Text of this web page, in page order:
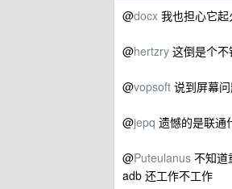
@docx 我也担心它
@hertzry 这倒是个
@vopsoft 说到屏幕
@jepq 遗憾的是联通
@Puteulanus 不知道
adb 还工作不工作